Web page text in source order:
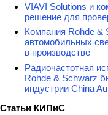
VIAVI Solutions и
решение для
Компания Rohde &
автомобильных
в производстве
Радиочастотная
Rohde & Schwarz
индустрии China
Статьи КИПиС